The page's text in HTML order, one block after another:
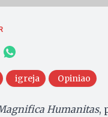
igreja Opiniao
Humanitas,